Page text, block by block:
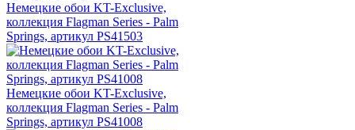
Немецкие обои KT-Exclusive,
коллекция Flagman Series - Palm
Springs, артикул PS41503
Немецкие обои KT-Exclusive,
коллекция Flagman Series - Palm
Springs, артикул PS41008